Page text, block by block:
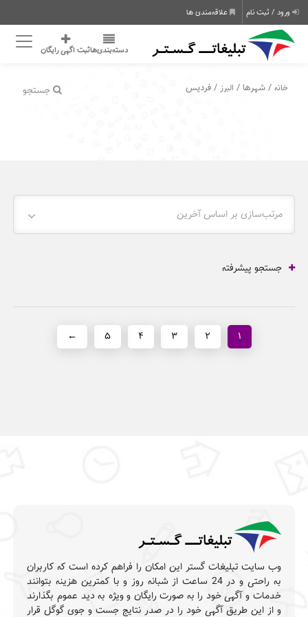
ورود / ثبت نام علاقه‌مندی ها
دسته‌بندی‌هاثبت اگهی رایگان
جستجو خانه / شهرها / البرز / فردیس
مرتب‌سازی بر اساس آخرین
جستجو پیشرفته
۱ ۲ ۳ ۴ ۵ ←
وب سایت تبلیغات گستر این امکان را فراهم کرده است که کاربران
به راحتی و در 24 ساعت از شبانه روز و با کمترین هزینه بتوانند
خدمات و آگهی خود را به صورت رایگان و ویژه به دید عموم بگذارند
و از این طریق آگهی خود را در صدر نتایج جست و جوی گوگل قرار